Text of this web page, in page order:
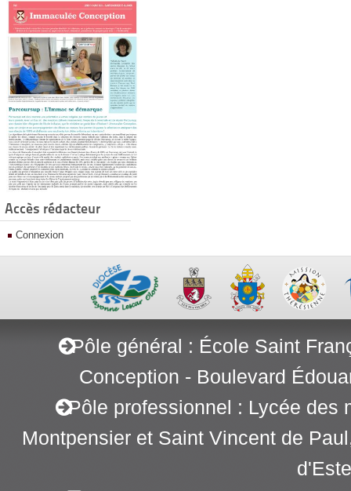
Accès rédacteur
Connexion
Pôle général : École Saint
Conception - Boulevard
Pôle professionnel : Lycée des
Montpensier et Saint Vincent de